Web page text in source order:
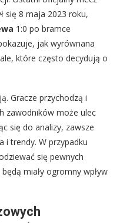
się 8 maja 2023 roku,
1:0 po bramce
jak wyrównana
które często decydują o
Gracze przychodzą i
zawodników może ulec
się do analizy, zawsze
i trendy. W przypadku
się pewnych
miały ogromny wpływ